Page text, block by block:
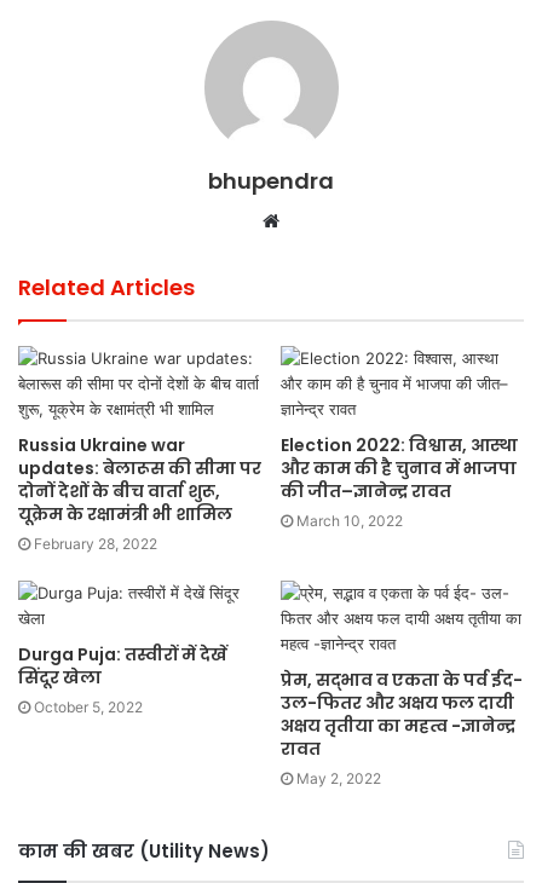
bhupendra
Website
Related Articles
Russia Ukraine war
updates: बेलारूस की सीमा पर
दोनों देशों के बीच वार्ता शुरू,
यूक्रेम के रक्षामंत्री भी शामिल
February 28, 2022
Election 2022: विश्वास, आस्था
और काम की है चुनाव में भाजपा
की जीत–ज्ञानेन्द्र रावत
March 10, 2022
Durga Puja: तस्वीरों में देखें
सिंदूर खेला
October 5, 2022
प्रेम, सद्भाव व एकता के पर्व ईद-
उल-फितर और अक्षय फल दायी
अक्षय तृतीया का महत्व -ज्ञानेन्द्र
रावत
May 2, 2022
काम की खबर (Utility News)